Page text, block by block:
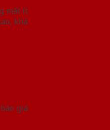
mất ít
khả
giá